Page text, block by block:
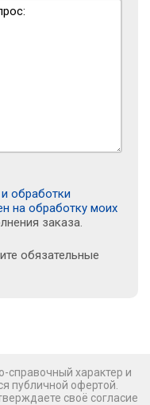
обработки
на обработку моих
заказа.
обязательные
характер и
публичной офертой.
своё согласие